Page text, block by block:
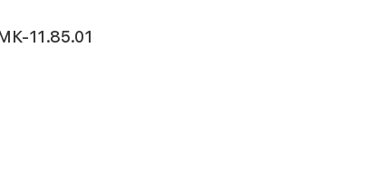
11.85.01